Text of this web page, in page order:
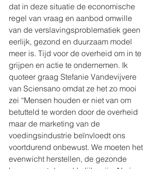
dat in deze situatie de economische
regel van vraag en aanbod omwille
van de verslavingsproblematiek geen
eerlijk, gezond en duurzaam model
meer is. Tijd voor de overheid om in te
grijpen en actie te ondernemen. Ik
quoteer graag Stefanie Vandevijvere
van Sciensano omdat ze het zo mooi
zei “Mensen houden er niet van om
betutteld te worden door de overheid
maar de marketing van de
voedingsindustrie beïnvloedt ons
voortdurend onbewust. We moeten het
evenwicht herstellen, de gezonde